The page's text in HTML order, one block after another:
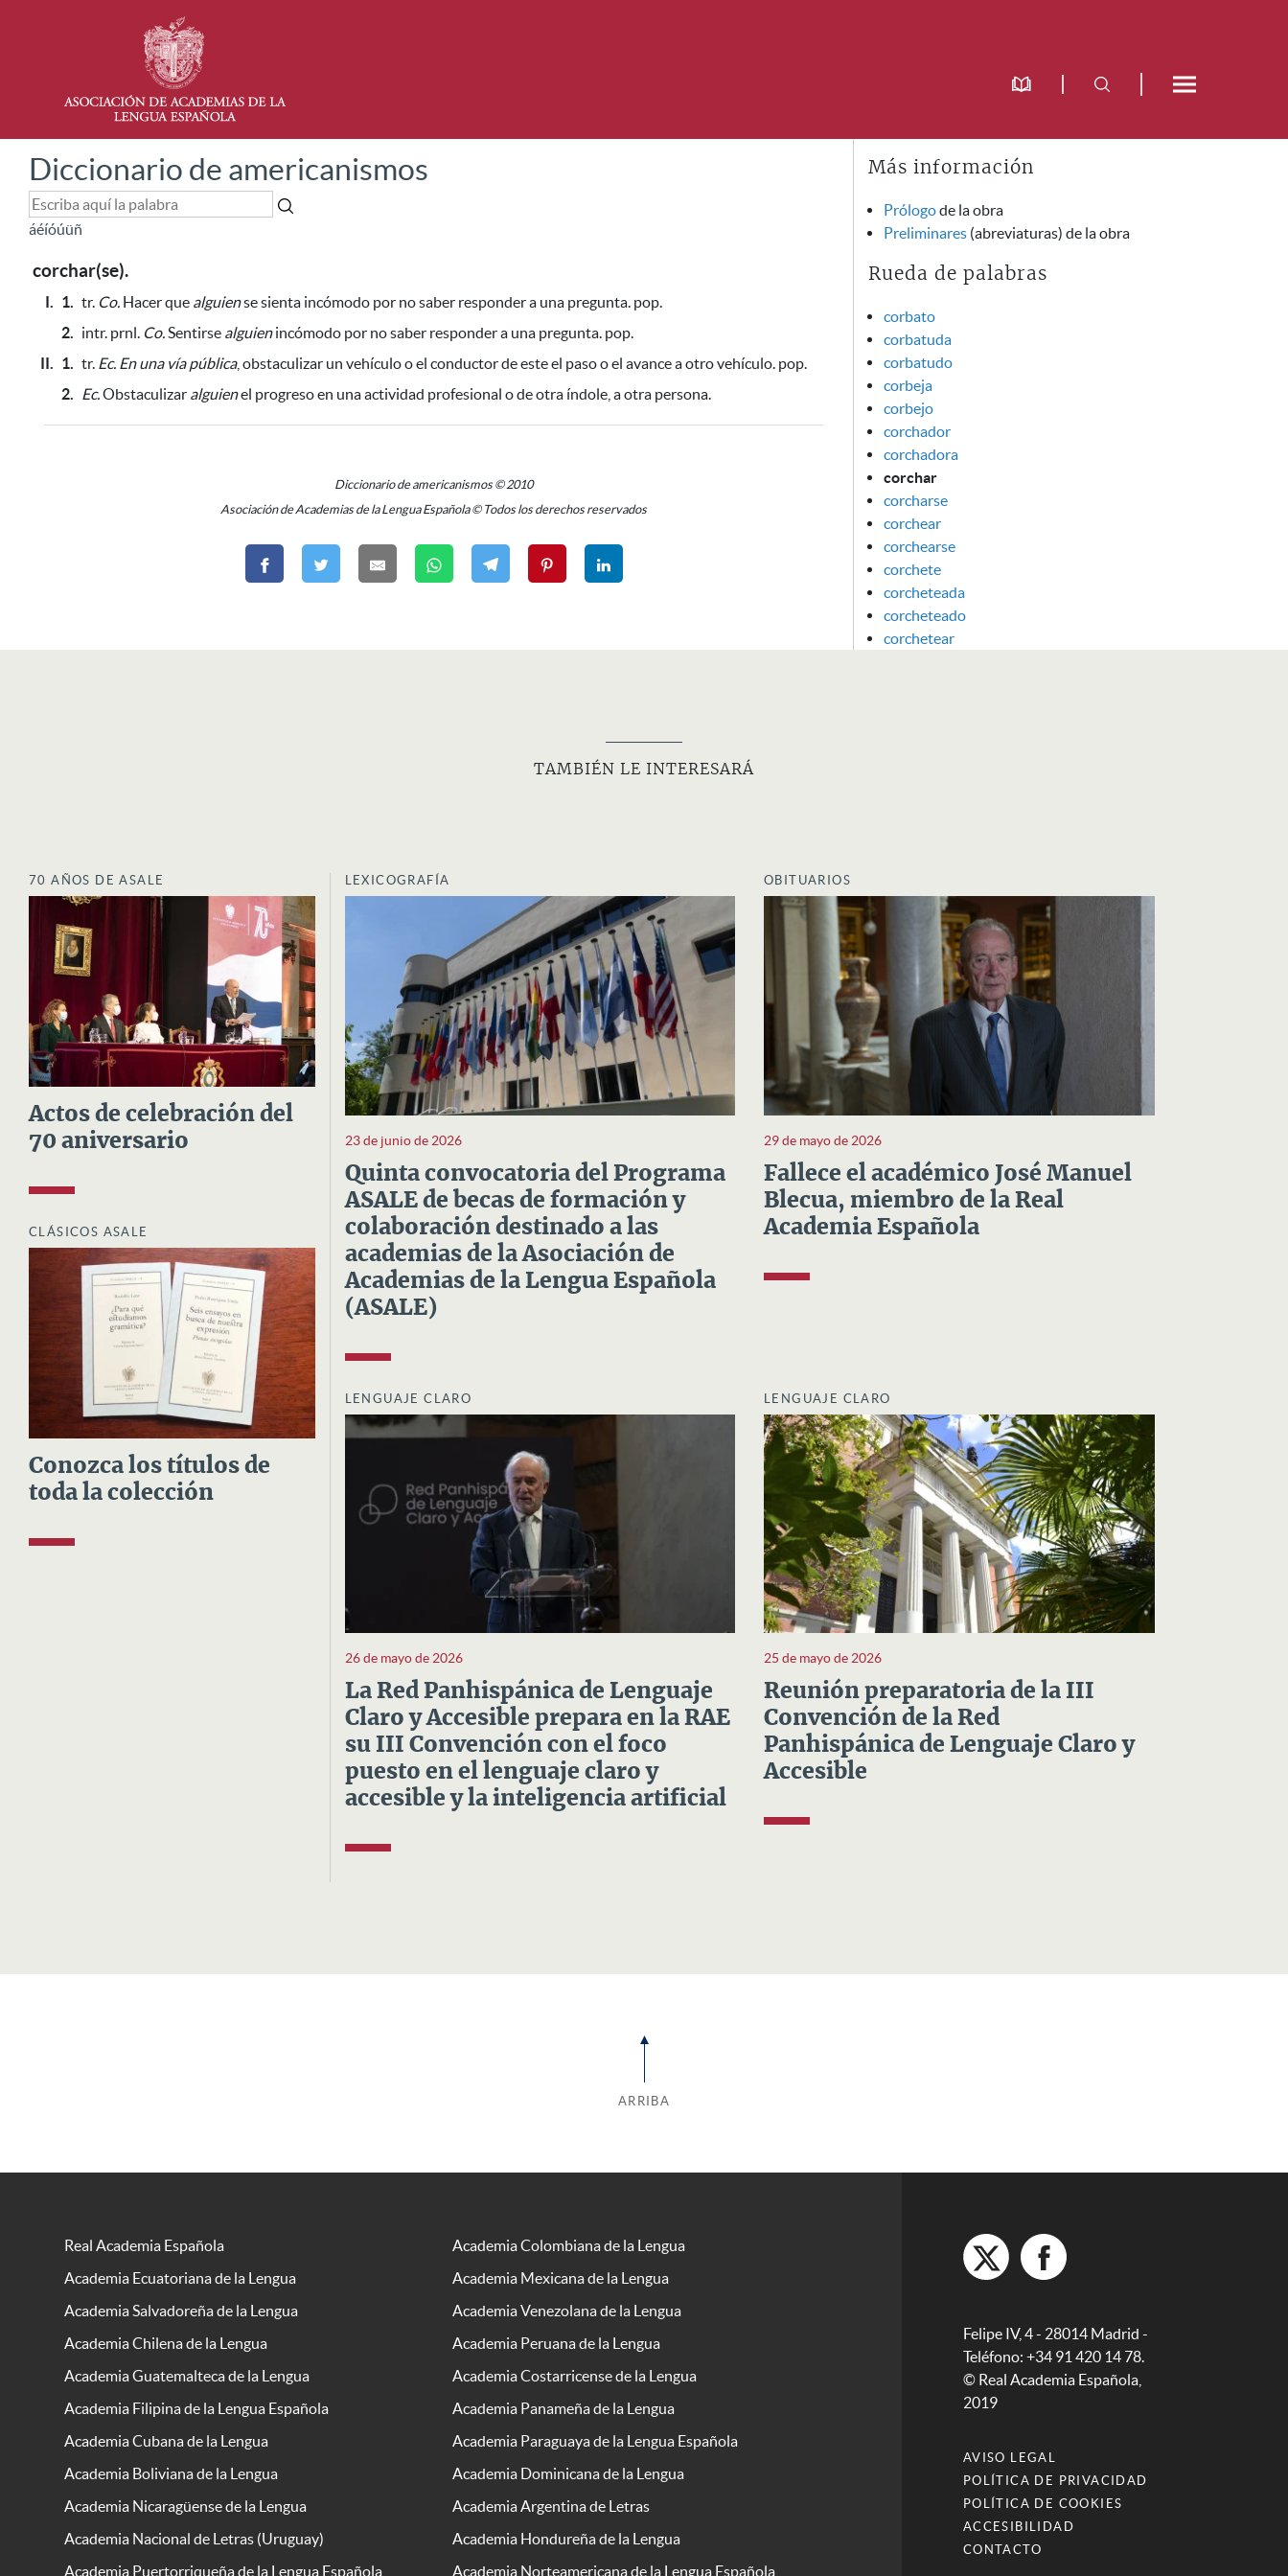
Diccionario de americanismos
áéíóúüñ
corchar(se).
I. 1. tr. Co. Hacer que alguiense sienta incómodo por no saber responder a una pregunta. pop.
2. intr. prnl. Co.Sentirse alguienincómodo por no saber responder a una pregunta. pop.
II. 1. tr. Ec. En una vía pública, obstaculizar un vehículoo el conductor de este el paso o el avance a otro vehículo. pop.
2. Ec.Obstaculizar alguienel progreso en una actividad profesional o de otra índole, a otra persona.
Diccionario de americanismos © 2010
Asociación de Academias de la Lengua Española © Todos los derechos reservados
Más información
Prólogode la obra
Preliminares (abreviaturas) de la obra
Rueda de palabras
corbato
corbatuda
corbatudo
corbeja
corbejo
corchador
corchadora
corchar
corcharse
corchear
corchearse
corchete
corcheteada
corcheteado
corchetear
TAMBIÉN LE INTERESARÁ
70 AÑOS DE ASALE
Actos de celebración del
70 aniversario
CLÁSICOS ASALE
Conozca los títulos de
toda la colección
LEXICOGRAFÍA
23 de junio de 2026
Quinta convocatoria del Programa
ASALE de becas de formación y
colaboración destinado a las
academias de la Asociación de
Academias de la Lengua Española
(ASALE)
OBITUARIOS
29 de mayo de 2026
Fallece el académico José Manuel
Blecua, miembro de la Real
Academia Española
LENGUAJE CLARO
26 de mayo de 2026
La Red Panhispánica de Lenguaje
Claro y Accesible prepara en la RAE
su III Convención con el foco
puesto en el lenguaje claro y
accesible y la inteligencia artificial
LENGUAJE CLARO
25 de mayo de 2026
Reunión preparatoria de la III
Convención de la Red
Panhispánica de Lenguaje Claro y
Accesible
ARRIBA
Real Academia Española
Academia Colombiana de la Lengua
Academia Ecuatoriana de la Lengua
Academia Mexicana de la Lengua
Academia Salvadoreña de la Lengua
Academia Venezolana de la Lengua
Academia Chilena de la Lengua
Academia Peruana de la Lengua
Academia Guatemalteca de la Lengua
Academia Costarricense de la Lengua
Academia Filipina de la Lengua Española
Academia Panameña de la Lengua
Academia Cubana de la Lengua
Academia Paraguaya de la Lengua Española
Academia Boliviana de la Lengua
Academia Dominicana de la Lengua
Academia Nicaragüense de la Lengua
Academia Argentina de Letras
Academia Nacional de Letras (Uruguay)
Academia Hondureña de la Lengua
Academia Puertorriqueña de la Lengua Española
Academia Norteamericana de la Lengua Española
Felipe IV, 4 - 28014 Madrid -
Teléfono: +34 91 420 14 78.
© Real Academia Española,
2019
AVISO LEGAL
POLÍTICA DE PRIVACIDAD
POLÍTICA DE COOKIES
ACCESIBILIDAD
CONTACTO